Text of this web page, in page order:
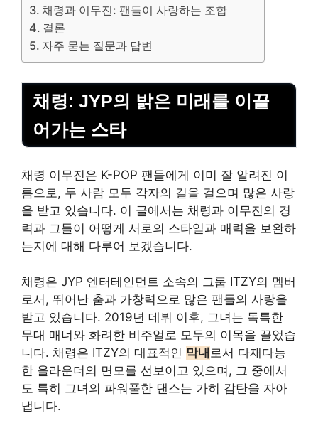
채령과 이무진: 팬들이 사랑하는 조합
결론
자주 묻는 질문과 답변
채령: JYP의 밝은 미래를 이끌
어가는 스타
채령 이무진은 K-POP 팬들에게 이미 잘 알려진 이
름으로, 두 사람 모두 각자의 길을 걸으며 많은 사랑
을 받고 있습니다. 이 글에서는 채령과 이무진의 경
력과 그들이 어떻게 서로의 스타일과 매력을 보완하
는지에 대해 다루어 보겠습니다.
채령은 JYP 엔터테인먼트 소속의 그룹 ITZY의 멤버
로서, 뛰어난 춤과 가창력으로 많은 팬들의 사랑을
받고 있습니다. 2019년 데뷔 이후, 그녀는 독특한
무대 매너와 화려한 비주얼로 모두의 이목을 끌었습
니다. 채령은 ITZY의 대표적인 막내 로서 다재다능
한 올라운더의 면모를 선보이고 있으며, 그 중에서
도 특히 그녀의 파워풀한 댄스는 가히 감탄을 자아
냅니다.